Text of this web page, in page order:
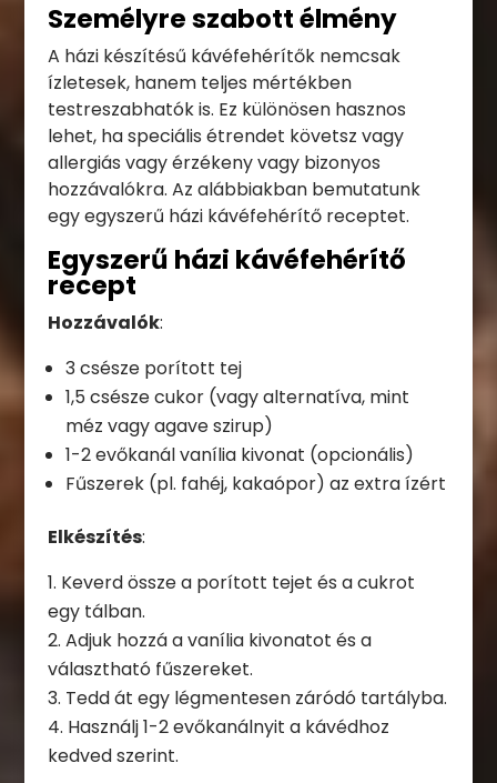
Személyre szabott élmény
A házi készítésű kávéfehérítők nemcsak
ízletesek, hanem teljes mértékben
testreszabhatók is. Ez különösen hasznos
lehet, ha speciális étrendet követsz vagy
allergiás vagy érzékeny vagy bizonyos
hozzávalókra. Az alábbiakban bemutatunk
egy egyszerű házi kávéfehérítő receptet.
Egyszerű házi kávéfehérítő
recept
Hozzávalók:
3 csésze porított tej
1,5 csésze cukor (vagy alternatíva, mint
méz vagy agave szirup)
1-2 evőkanál vanília kivonat (opcionális)
Fűszerek (pl. fahéj, kakaópor) az extra ízért
Elkészítés:
Keverd össze a porított tejet és a cukrot
egy tálban.
Adjuk hozzá a vanília kivonatot és a
választható fűszereket.
Tedd át egy légmentesen záródó tartályba.
Használj 1-2 evőkanálnyit a kávédhoz
kedved szerint.